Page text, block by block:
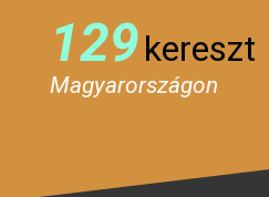
129kereszt
Magyarországon